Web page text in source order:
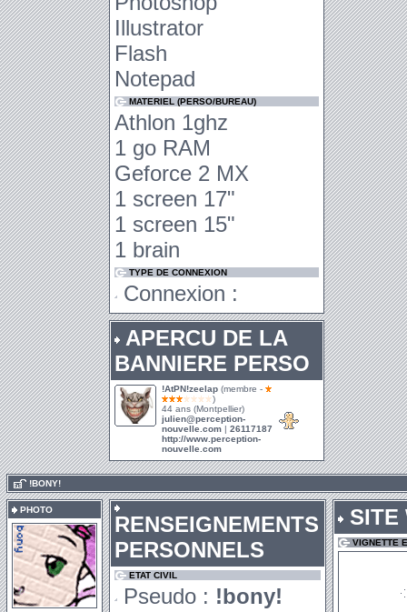
Illustrator
Flash
Notepad
MATERIEL (PERSO/BUREAU)
Athlon 1ghz
1 go RAM
Geforce 2 MX
1 screen 17"
1 screen 15"
1 brain
TYPE DE CONNEXION
Connexion :
APERCU DE LA
BANNIERE PERSO
!AtPN!zeelap (membre -
)
44 ans (Montpellier)
julien@perception-
nouvelle.com | 26117187
http://www.perception-
nouvelle.com
!BONY!
PHOTO
RENSEIGNEMENTS
PERSONNELS
ETAT CIVIL
Pseudo : !bony!
SITE
VIGNETTE